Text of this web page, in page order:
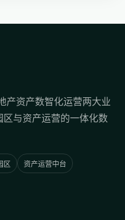
产资产数智化运营两大业
与资产运营的一体化数
区 资产运营中台